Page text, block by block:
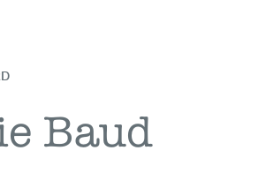
Baud
Baud